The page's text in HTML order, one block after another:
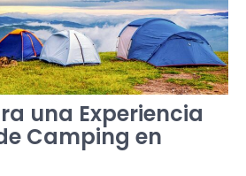
una Experiencia
Camping en